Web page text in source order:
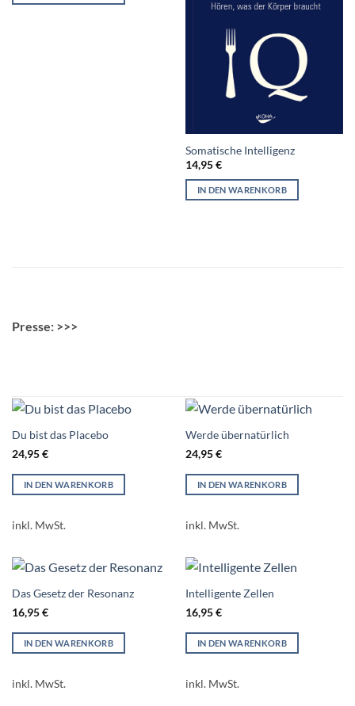
Somatische Intelligenz
14,95€
IN DEN WARENKORB
Presse: >>>
Du bist das Placebo
24,95€
IN DEN WARENKORB
inkl. MwSt.
Werde übernatürlich
24,95€
IN DEN WARENKORB
inkl. MwSt.
Das Gesetz der Resonanz
16,95€
IN DEN WARENKORB
inkl. MwSt.
Intelligente Zellen
16,95€
IN DEN WARENKORB
inkl. MwSt.